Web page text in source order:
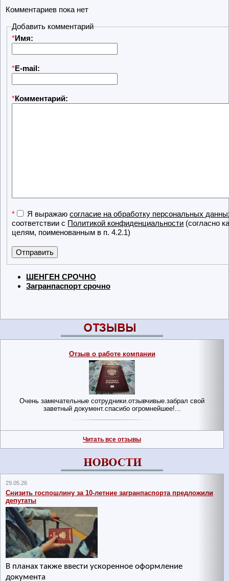
Отзывы клиентов
Отзыв о работе компании
Очень замечательные сотрудники.отзывчивые.забрал свой
заветный документ.спасибо огромнейшее!...
Читать все отзывы
Комментариев пока нет
Добавить комментарий
*Имя:
*E-mail:
*Комментарий:
* Я выражаюсогласие на обработку персональных
соответствии с Политикой конфиденциальности (согласно
целям, поименованным в п. 4.2.1)
ШЕНГЕН СРОЧНО
Загранпаспорт срочно
29.05.26
Снизить госпошлину за 10-летние загранпаспорта предложили
депутаты
В планах также ввести ускоренное оформление
документа